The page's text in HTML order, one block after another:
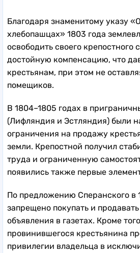
Благодаря знаменитому указу
хлебопашцах» 1803 года
освободить своего крепостного
достойную компенсацию, что
крестьянам, при этом не
помещиков.
В 1804–1805 годах в
(Лифляндия и Эстляндия) были
ограничения на продажу
земли. Крепостной получил
труда и ограниченную
появились также первые
По предложению Сперанского в
запрещено покупать и
объявления в газетах. Кроме
провинившегося крестьянина
привилегии владельца в